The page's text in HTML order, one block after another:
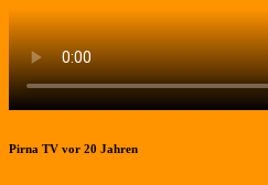
Pirna TV vor 20 Jahren